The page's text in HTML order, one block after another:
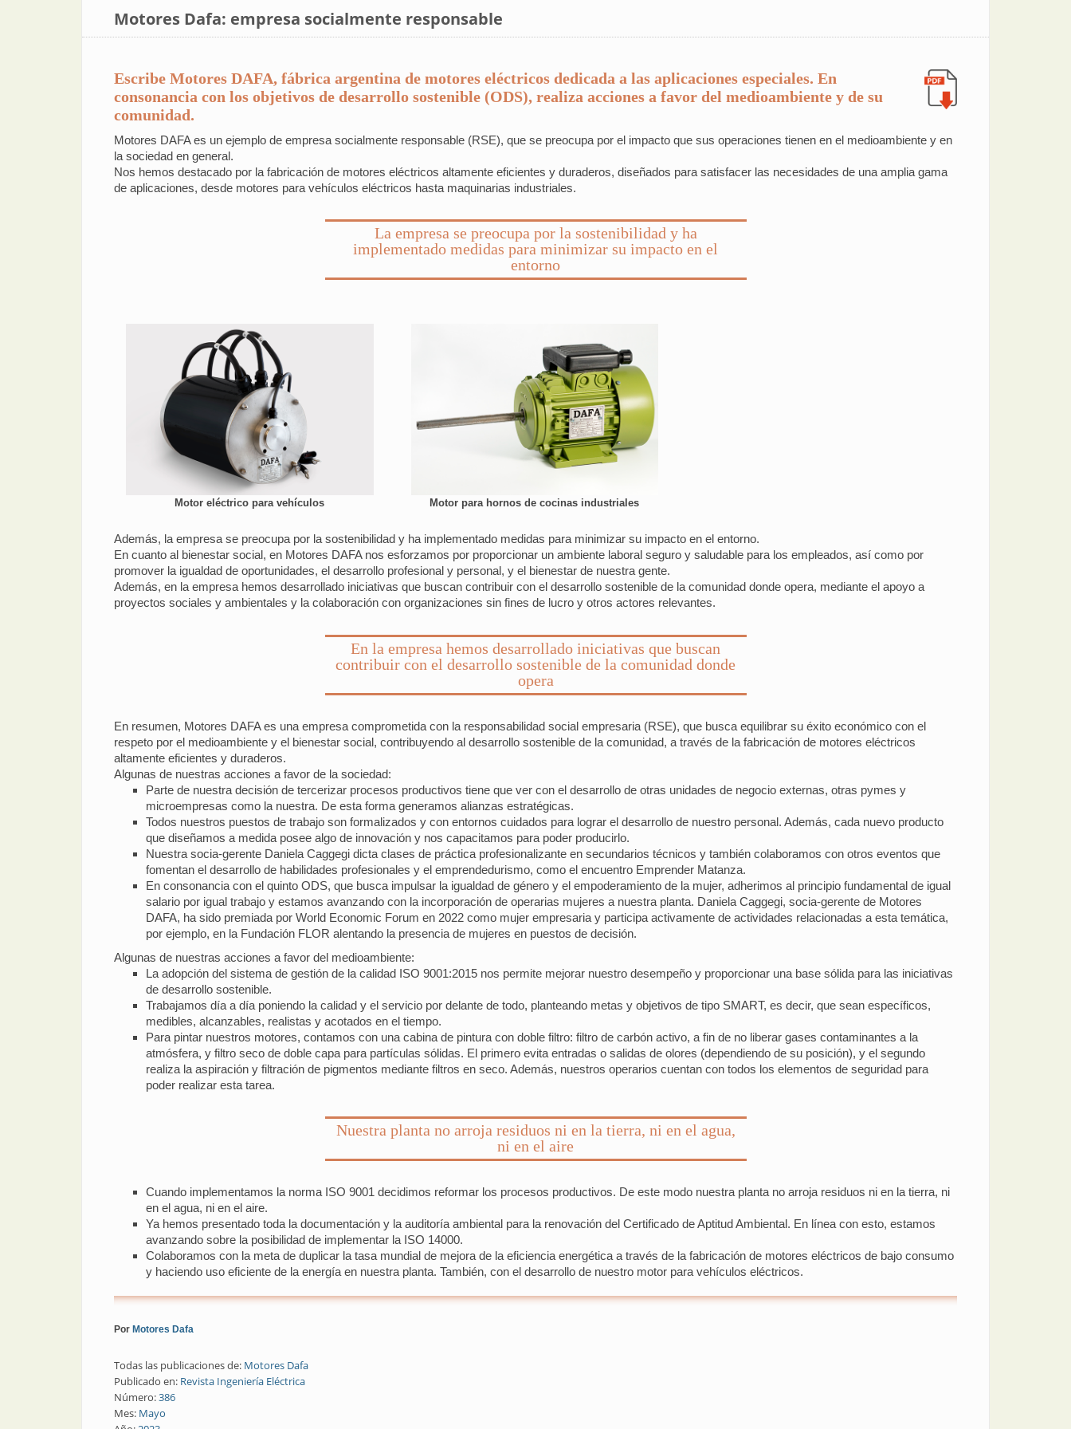
Motores Dafa: empresa socialmente responsable
Escribe Motores DAFA, fábrica argentina de motores eléctricos dedicada a las aplicaciones especiales. En
consonancia con los objetivos de desarrollo sostenible (ODS), realiza acciones a favor del medioambiente y de su
comunidad.
Motores DAFA es un ejemplo de empresa socialmente responsable (RSE), que se preocupa por el impacto que sus operaciones tienen en el medioambiente y en
la sociedad en general.
Nos hemos destacado por la fabricación de motores eléctricos altamente eficientes y duraderos, diseñados para satisfacer las necesidades de una amplia gama
de aplicaciones, desde motores para vehículos eléctricos hasta maquinarias industriales.
La empresa se preocupa por la sostenibilidad y ha
implementado medidas para minimizar su impacto en el
entorno
Motor eléctrico para vehículos Motor para hornos de cocinas industriales
Además, la empresa se preocupa por la sostenibilidad y ha implementado medidas para minimizar su impacto en el entorno.
En cuanto al bienestar social, en Motores DAFA nos esforzamos por proporcionar un ambiente laboral seguro y saludable para los empleados, así como por
promover la igualdad de oportunidades, el desarrollo profesional y personal, y el bienestar de nuestra gente.
Además, en la empresa hemos desarrollado iniciativas que buscan contribuir con el desarrollo sostenible de la comunidad donde opera, mediante el apoyo a
proyectos sociales y ambientales y la colaboración con organizaciones sin fines de lucro y otros actores relevantes.
En la empresa hemos desarrollado iniciativas que buscan
contribuir con el desarrollo sostenible de la comunidad donde
opera
En resumen, Motores DAFA es una empresa comprometida con la responsabilidad social empresaria (RSE), que busca equilibrar su éxito económico con el
respeto por el medioambiente y el bienestar social, contribuyendo al desarrollo sostenible de la comunidad, a través de la fabricación de motores eléctricos
altamente eficientes y duraderos.
Algunas de nuestras acciones a favor de la sociedad:
Parte de nuestra decisión de tercerizar procesos productivos tiene que ver con el desarrollo de otras unidades de negocio externas, otras pymes y
microempresas como la nuestra. De esta forma generamos alianzas estratégicas.
Todos nuestros puestos de trabajo son formalizados y con entornos cuidados para lograr el desarrollo de nuestro personal. Además, cada nuevo producto
que diseñamos a medida posee algo de innovación y nos capacitamos para poder producirlo.
Nuestra socia-gerente Daniela Caggegi dicta clases de práctica profesionalizante en secundarios técnicos y también colaboramos con otros eventos que
fomentan el desarrollo de habilidades profesionales y el emprendedurismo, como el encuentro Emprender Matanza.
En consonancia con el quinto ODS, que busca impulsar la igualdad de género y el empoderamiento de la mujer, adherimos al principio fundamental de igual
salario por igual trabajo y estamos avanzando con la incorporación de operarias mujeres a nuestra planta. Daniela Caggegi, socia-gerente de Motores
DAFA, ha sido premiada por World Economic Forum en 2022 como mujer empresaria y participa activamente de actividades relacionadas a esta temática,
por ejemplo, en la Fundación FLOR alentando la presencia de mujeres en puestos de decisión.
Algunas de nuestras acciones a favor del medioambiente:
La adopción del sistema de gestión de la calidad ISO 9001:2015 nos permite mejorar nuestro desempeño y proporcionar una base sólida para las iniciativas
de desarrollo sostenible.
Trabajamos día a día poniendo la calidad y el servicio por delante de todo, planteando metas y objetivos de tipo SMART, es decir, que sean específicos,
medibles, alcanzables, realistas y acotados en el tiempo.
Para pintar nuestros motores, contamos con una cabina de pintura con doble filtro: filtro de carbón activo, a fin de no liberar gases contaminantes a la
atmósfera, y filtro seco de doble capa para partículas sólidas. El primero evita entradas o salidas de olores (dependiendo de su posición), y el segundo
realiza la aspiración y filtración de pigmentos mediante filtros en seco. Además, nuestros operarios cuentan con todos los elementos de seguridad para
poder realizar esta tarea.
Nuestra planta no arroja residuos ni en la tierra, ni en el agua,
ni en el aire
Cuando implementamos la norma ISO 9001 decidimos reformar los procesos productivos. De este modo nuestra planta no arroja residuos ni en la tierra, ni
en el agua, ni en el aire.
Ya hemos presentado toda la documentación y la auditoría ambiental para la renovación del Certificado de Aptitud Ambiental. En línea con esto, estamos
avanzando sobre la posibilidad de implementar la ISO 14000.
Colaboramos con la meta de duplicar la tasa mundial de mejora de la eficiencia energética a través de la fabricación de motores eléctricos de bajo consumo
y haciendo uso eficiente de la energía en nuestra planta. También, con el desarrollo de nuestro motor para vehículos eléctricos.
Por Motores Dafa
Todas las publicaciones de: Motores Dafa
Publicado en: Revista Ingeniería Eléctrica
Número:386
Mes: Mayo